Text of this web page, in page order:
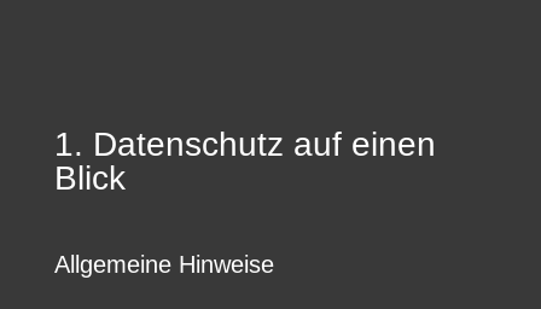
1. Datenschutz auf einen
Blick
Allgemeine Hinweise